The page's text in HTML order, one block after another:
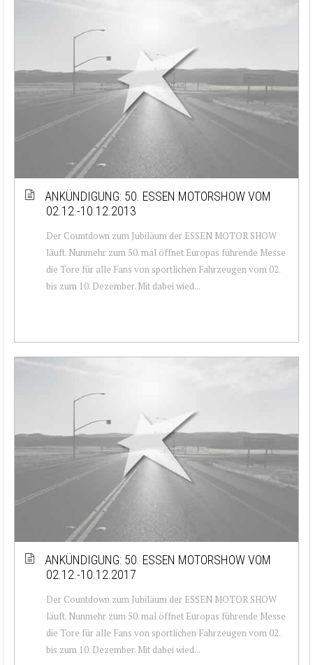
ANKÜNDIGUNG: 50. ESSEN MOTORSHOW VOM
02.12.-10.12.2013
Der Countdown zum Jubiläum der ESSEN MOTOR SHOW
läuft. Nunmehr zum 50. mal öffnet Europas führende Messe
die Tore für alle Fans von sportlichen Fahrzeugen vom 02.
bis zum 10. Dezember. Mit dabei wied...
ANKÜNDIGUNG: 50. ESSEN MOTORSHOW VOM
02.12.-10.12.2017
Der Countdown zum Jubiläum der ESSEN MOTOR SHOW
läuft. Nunmehr zum 50. mal öffnet Europas führende Messe
die Tore für alle Fans von sportlichen Fahrzeugen vom 02.
bis zum 10. Dezember. Mit dabei wied...